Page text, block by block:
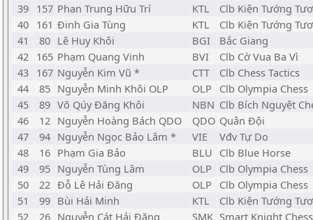
39 157 Phan Trung Hữu Trí KTL
Clb Kiện Tướng
40 161 Đinh Gia Tùng KTL
Clb Kiện Tướng
41
80 Lê Huy Khôi BGI
Bắc Giang
42 165 Phạm Quang Vinh BVI
Clb Cờ Vua Ba Vì
43 167 Nguyễn Kim Vũ * CTT
Clb Chess Tactics
44
85 Nguyễn Minh Khôi OLP OLP
Clb Olympia Chess
45
89 Võ Qúy Đăng Khôi NBN Clb Bích Nguyệt
46
12 Nguyễn Hoàng Bách QDO QDO Quân Đội
47
94 Nguyễn Ngọc Bảo Lâm * VIE
Vđv Tự Do
48
16 Phạm Gia Bảo BLU Clb Blue Horse
49
95 Nguyễn Tùng Lâm OLP
Clb Olympia Chess
50
22 Đỗ Lê Hải Đăng OLP
Clb Olympia Chess
51
99 Bùi Hải Minh KTL
Clb Kiện Tướng
52
26 Nguyễn Cát Hải Đăng SMK Smart Knight Chess